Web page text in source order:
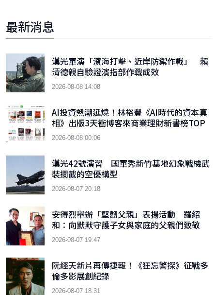
最新消息
漢光軍演「濱海打擊、近岸防禦作戰」 賴
清德親自驗證濱指部作戰成效
2026-08-08 14:08
AI投資熱潮延燒！林裕豐《AI時代的資本真
相》出版3天衝博客來商業理財新書榜TOP
9
2026-08-08 00:06
漢光42號演習 國軍秀新竹基地幻象戰機武
裝攔截的空優構型
2026-08-07 20:18
安得烈舉辦「堅韌父親」表揚活動 羅紹
和：向默默守護子女與家庭的父親們致敬
2026-08-07 19:47
阮經天新片再傳捷報！《狂忘警探》征戰多
倫多影展創紀錄
2026-08-07 18:31